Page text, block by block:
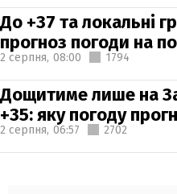
До +37 та локальні
прогноз погоди на
2 серпня, 08:00 1794
Дощитиме лише на
+35: яку погоду
2 серпня, 06:57 2702